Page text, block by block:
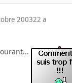
200322 a